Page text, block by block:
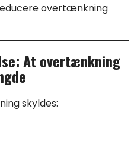
overtænkning
At overtænkning
skyldes: